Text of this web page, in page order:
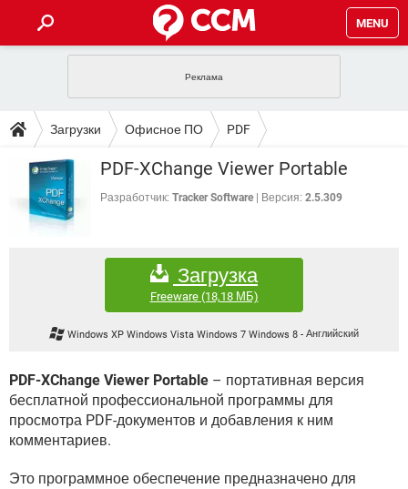
MENU
INSTAGRAM FACEBOOK
ИГРЫ WINDOWS 10
ВКОНТАКТЕ ВИДЕО
GOOGLE
ПОЛЕЗНЫЕ СОВЕТЫ
TIKTOK TELEGRAM
WHATSAPP
FACEBOOK
GOOGLE
ЗАГРУЗКИ
TIKTOK TELEGRAM
WHATSAPP
ИГРЫ
ВКОНТАКТЕ
ФОРУМ
INSTAGRAM
ИГРЫ
WINDOWS 10 ВКОНТАКТЕ
YANDEX
ЭНЦИКЛОПЕДИЯ
TELEGRAM
WINDOWS 10 ВКОНТАКТЕ
GOOGLE
YANDEX
Загрузки Офисное ПО PDF
PDF-XChange Viewer Portable
Разработчик: Tracker Software Версия: 2.5.309
Загрузка
Freeware(18,18 МБ)
Windows XP Windows Vista Windows 7 Windows 8-Английский
PDF-XChange Viewer Portable – портативная версия
бесплатной профессиональной программы для
просмотра PDF-документов и добавления к ним
комментариев.
Это программное обеспечение предназначено для